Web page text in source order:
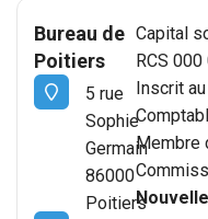
Notre équipe
Nos outils
Vos témoignages
Audit et commissariat
RH et Paie
Création d'entreprise
Focus Patrimoine
Full compta
Zen compta
Notre blog
Infos pratiques
Actualités
Bureau de
Poitiers
5 rue
Sophie
Germain
86000
Poitiers
Capital
RCS
Inscrit
Membre